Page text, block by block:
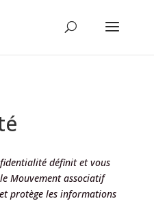
définit et vous
Mouvement associatif
protège les informations